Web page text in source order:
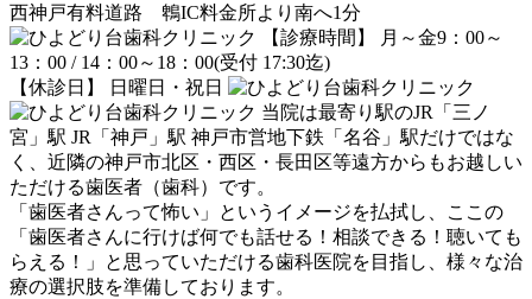
西神戸有料道路 鵯IC料金所より南へ1分
【診療時間】 月～金9：00～
13：00 / 14：00～18：00(受付 17:30迄)
【休診日】 日曜日・祝日
当院は最寄り駅のJR「三ノ
宮」駅 JR「神戸」駅 神戸市営地下鉄「名谷」駅だけではな
く、近隣の神戸市北区・西区・長田区等遠方からもお越しい
ただける歯医者（歯科）です。
「歯医者さんって怖い」というイメージを払拭し、ここの
「歯医者さんに行けば何でも話せる！相談できる！聴いても
らえる！」と思っていただける歯科医院を目指し、様々な治
療の選択肢を準備しております。